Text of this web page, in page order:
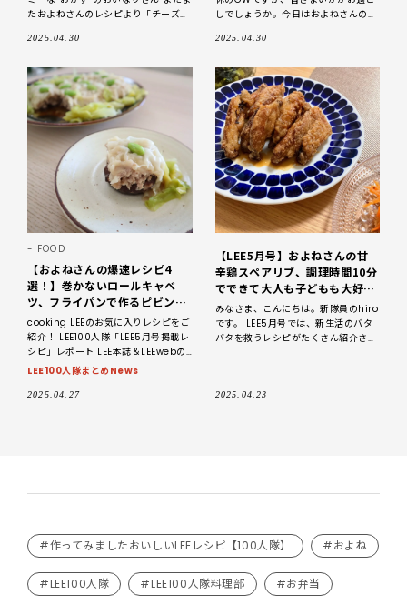
たおよねさんのレシピより「チーズイ
おかずを作りました♪とても簡単で、
2025.04.30
しでしょうか。今日はおよねさんの爆
う時短レシピなので、GW中のお昼ご
2025.04.30
FOOD
【およねさんの爆速レシピ4
選！】巻かないロールキャベ
ツ、フライパンで作るピビン
パ…読者のお気に入りを拝見
♪【LEE100人隊のおすすめご
はん・2025】
cooking LEEのお気に入りレシピをご
紹介！ LEE100人隊「LEE5月号掲載レ
シピ」レポート LEE本誌＆LEEwebの
「LEEweb掲載レシピ」を、LE
LEE100人隊まとめNews
2025.04.27
【LEE5月号】およねさんの甘
辛鶏スペアリブ、調理時間10分
でできて大人も子どもも大好き
な味でした！
みなさま、こんにちは。新隊員のhiro
です。 LEE5月号では、新生活のバタ
バタを救うレシピがたくさん紹介され
2025.04.23
#作ってみましたおいしいLEEレシピ【100人隊】 #およね
#LEE100人隊 #LEE100人隊料理部 #お弁当